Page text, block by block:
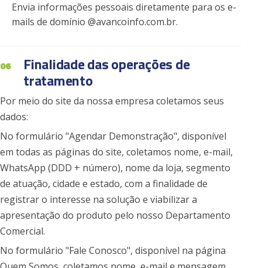
Envia informações pessoais diretamente para os e-
mails de domínio @avancoinfo.com.br.
06 Finalidade das operações de
tratamento
Por meio do site da nossa empresa coletamos seus
dados:
No formulário "Agendar Demonstração", disponível
em todas as páginas do site, coletamos nome, e-mail,
WhatsApp (DDD + número), nome da loja, segmento
de atuação, cidade e estado, com a finalidade de
registrar o interesse na solução e viabilizar a
apresentação do produto pelo nosso Departamento
Comercial.
No formulário "Fale Conosco", disponível na página